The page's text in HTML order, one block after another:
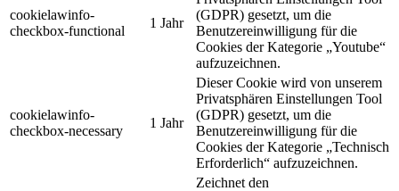
cookielawinfo-
checkbox-functional
1 Jahr
(GDPR) gesetzt, um die
Benutzereinwilligung für die
Cookies der Kategorie „Youtube“
aufzuzeichnen.
cookielawinfo-
checkbox-necessary
1 Jahr
Dieser Cookie wird von unserem
Privatsphären Einstellungen Tool
(GDPR) gesetzt, um die
Benutzereinwilligung für die
Cookies der Kategorie „Technisch
Erforderlich“ aufzuzeichnen.
Zeichnet den